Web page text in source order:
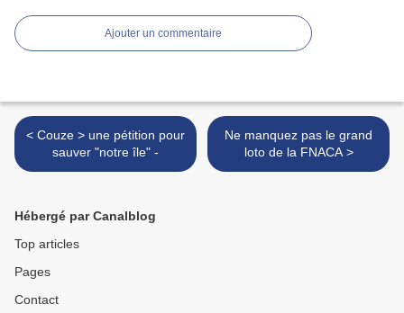
Ajouter un commentaire
< Couze > une pétition pour
sauver "notre île" -
Ne manquez pas le grand
loto de la FNACA >
Hébergé par Canalblog
Top articles
Pages
Contact